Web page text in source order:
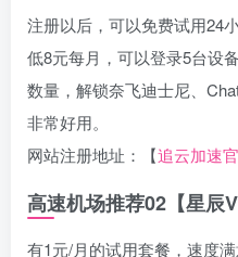
注册以后，可以免费试用24
低8元每月，可以登录5台设
数量，解锁奈飞迪士尼、
非常好用。
网站注册地址：【追云加速
高速机场推荐02【星辰
有1元/月的试用套餐，速度